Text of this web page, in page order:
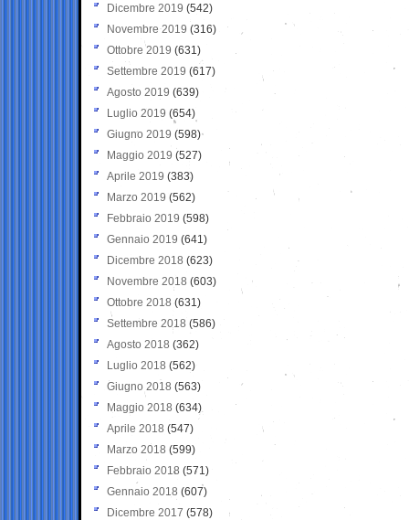
Dicembre 2019 (542)
Novembre 2019 (316)
Ottobre 2019 (631)
Settembre 2019 (617)
Agosto 2019 (639)
Luglio 2019 (654)
Giugno 2019 (598)
Maggio 2019 (527)
Aprile 2019 (383)
Marzo 2019 (562)
Febbraio 2019 (598)
Gennaio 2019 (641)
Dicembre 2018 (623)
Novembre 2018 (603)
Ottobre 2018 (631)
Settembre 2018 (586)
Agosto 2018 (362)
Luglio 2018 (562)
Giugno 2018 (563)
Maggio 2018 (634)
Aprile 2018 (547)
Marzo 2018 (599)
Febbraio 2018 (571)
Gennaio 2018 (607)
Dicembre 2017 (578)